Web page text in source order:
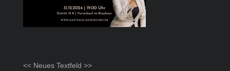
<< Neues Textfeld >>